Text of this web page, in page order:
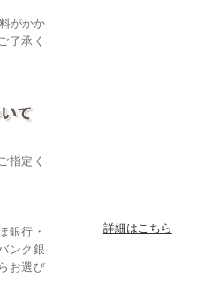
がかか
了承く
指定く
銀行・
ンク銀
お選び
詳細はこちら